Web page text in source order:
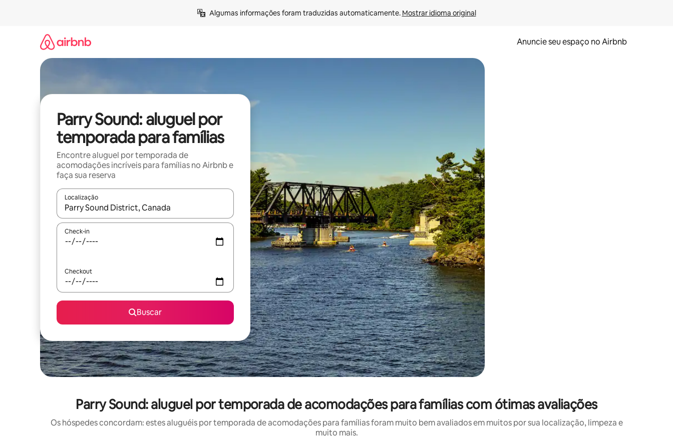
Algumas informações foram traduzidas automaticamente. Mostrar idioma original
Anuncie seu espaço no Airbnb
Parry Sound: aluguel por
temporada para famílias
Encontre aluguel por temporada de
acomodações incríveis para famílias no Airbnb e
faça sua reserva
Localização
Quando os resultados estiverem disponíveis, explore-os usando as seta para cima e para baixo do teclado ou tocando e deslizando o dedo na tela.
Check-in
Checkout
Buscar
Parry Sound: aluguel por temporada de acomodações para famílias com ótimas avaliações
Os hóspedes concordam: estes aluguéis por temporada de acomodações para famílias foram muito bem avaliados em muitos por sua localização, limpeza e
muito mais.